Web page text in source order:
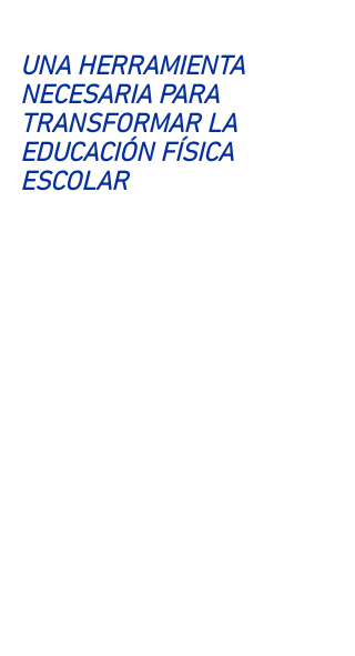
UNA HERRAMIENTA
NECESARIA PARA
TRANSFORMAR LA
EDUCACIÓN FÍSICA
ESCOLAR